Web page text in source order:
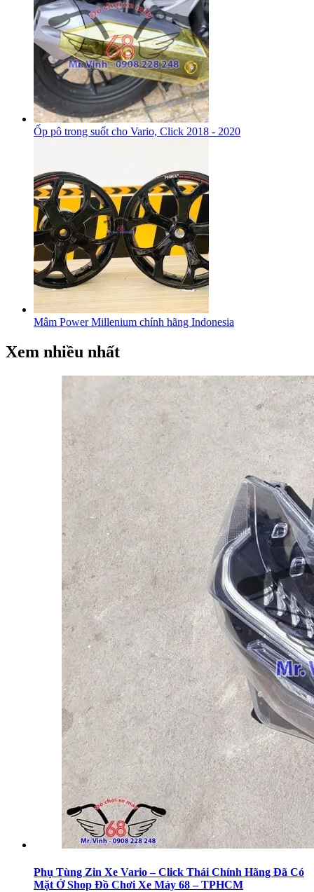
Ốp pô trong suốt cho Vario, Click 2018 - 2020
Mâm Power Millenium chính hãng Indonesia
Xem nhiều nhất
Phụ Tùng Zin Xe Vario – Click Thái Chính Hãng Đã Có
Mặt Ở Shop Đồ Chơi Xe Máy 68 – TPHCM